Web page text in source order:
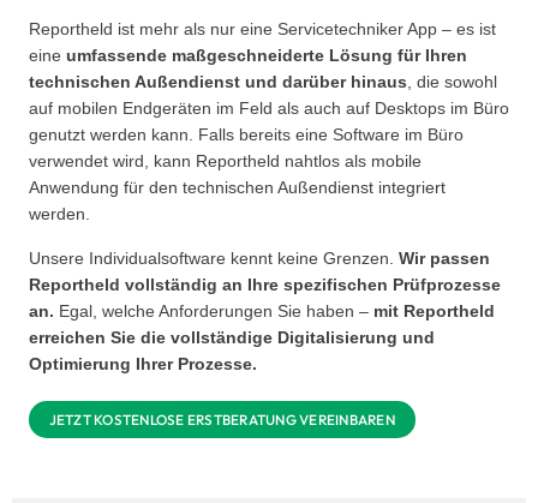
Reportheld ist mehr als nur eine Servicetechniker App – es ist
eineumfassende maßgeschneiderte Lösung für Ihren
technischen Außendienst und darüber hinaus , die sowohl
auf mobilen Endgeräten im Feld als auch auf Desktops im Büro
genutzt werden kann. Falls bereits eine Software im Büro
verwendet wird, kann Reportheld nahtlos als mobile
Anwendung für den technischen Außendienst integriert
werden.
Unsere Individualsoftware kennt keine Grenzen. Wir passen
Reportheld vollständig an Ihre spezifischen Prüfprozesse
an. Egal, welche Anforderungen Sie haben – mit Reportheld
erreichen Sie die vollständige Digitalisierung und
Optimierung Ihrer Prozesse.
JETZT KOSTENLOSE ERSTBERATUNG VEREINBAREN